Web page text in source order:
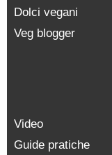
Dolci vegani
Veg blogger
Video
Guide pratiche